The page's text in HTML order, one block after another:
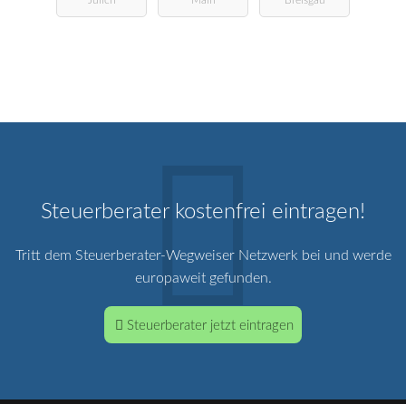
Steuerberater kostenfrei eintragen!
Tritt dem Steuerberater-Wegweiser Netzwerk bei und werde
europaweit gefunden.
Steuerberater jetzt eintragen